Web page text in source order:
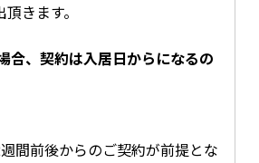
きます。
合、契約は入居日からになるの
間前後からのご契約が前提とな